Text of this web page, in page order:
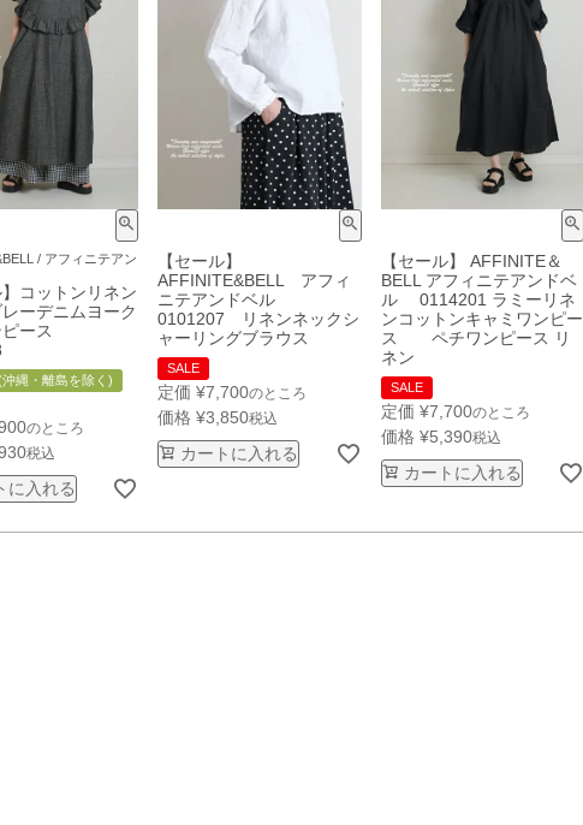
/ アフィニテアン
】コットンリネン
ーデニムヨーク
ピース
縄・離島を除く)
のところ
税込
に入れる
【セール】
AFFINITE&BELL アフィ
ニテアンドベル
0101207 リネンネックシ
ャーリングブラウス
SALE
定価 ¥7,700のところ
価格 ¥3,850税込
カートに入れる
【セール】 AFFINITE＆
BELL アフィニテアンドベ
ル 0114201 ラミーリネ
ンコットンキャミワンピー
ス ペチワンピース リ
ネン
SALE
定価 ¥7,700のところ
価格 ¥5,390税込
カートに入れる